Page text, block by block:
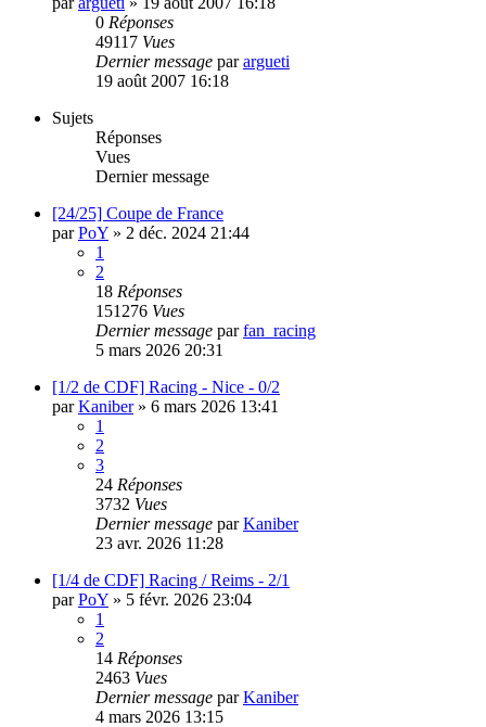
0 Réponses
49117 Vues
Dernier message parargueti
19 août 2007 16:18
Sujets
Réponses
Vues
Dernier message
[24/25] Coupe de France
parPoY » 2 déc. 2024 21:44
1
2
18 Réponses
151276 Vues
Dernier message parfan_racing
5 mars 2026 20:31
[1/2 de CDF] Racing - Nice - 0/2
parKaniber» 6 mars 2026 13:41
1
2
3
24 Réponses
3732 Vues
Dernier message parKaniber
23 avr. 2026 11:28
[1/4 de CDF] Racing / Reims - 2/1
parPoY » 5 févr. 2026 23:04
1
2
14 Réponses
2463 Vues
Dernier message parKaniber
4 mars 2026 13:15